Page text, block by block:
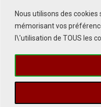
Nous utilisons des
mémorisant vos
l\'utilisation de TOUS les
Allto decline non-